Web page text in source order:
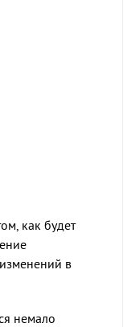
как будет
в
немало